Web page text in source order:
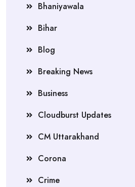
Bhaniyawala
Bihar
Blog
Breaking News
Business
Cloudburst Updates
CM Uttarakhand
Corona
Crime